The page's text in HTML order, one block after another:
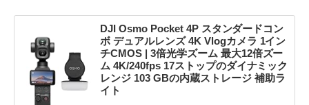
DJI Osmo Pocket 4P スタンダードコン
ボ デュアルレンズ 4K Vlogカメラ 1イン
チCMOS | 3倍光学ズーム 最大12倍ズー
ム 4K/240fps 17ストップのダイナミック
レンジ 103 GBの内蔵ストレージ 補助ラ
イト